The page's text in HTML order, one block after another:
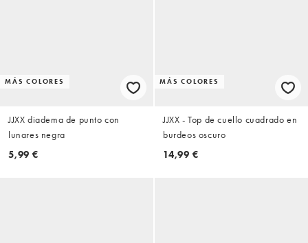
MÁS COLORES
JJXX diadema de punto con
lunares negra
5,99 €
MÁS COLORES
JJXX - Top de cuello cuadrado en
burdeos oscuro
14,99 €